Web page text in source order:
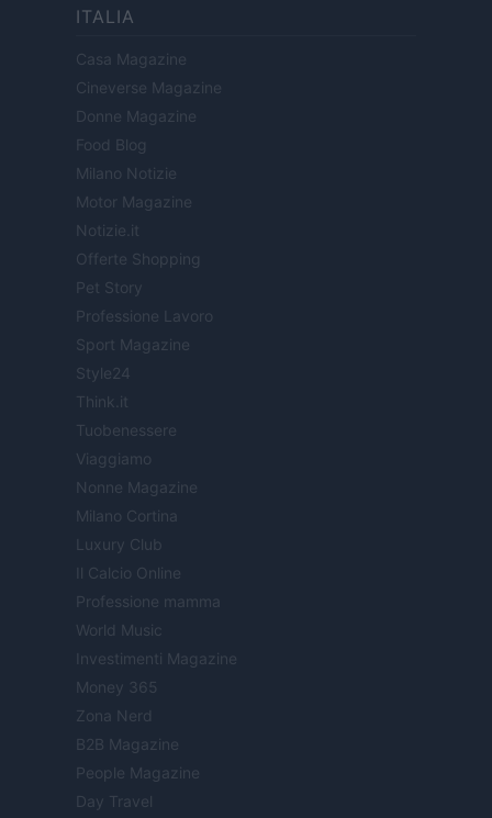
ITALIA
Casa Magazine
Cineverse Magazine
Donne Magazine
Food Blog
Milano Notizie
Motor Magazine
Notizie.it
Offerte Shopping
Pet Story
Professione Lavoro
Sport Magazine
Style24
Think.it
Tuobenessere
Viaggiamo
Nonne Magazine
Milano Cortina
Luxury Club
Il Calcio Online
Professione mamma
World Music
Investimenti Magazine
Money 365
Zona Nerd
B2B Magazine
People Magazine
Day Travel